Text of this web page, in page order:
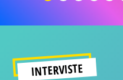
INTERVISTE